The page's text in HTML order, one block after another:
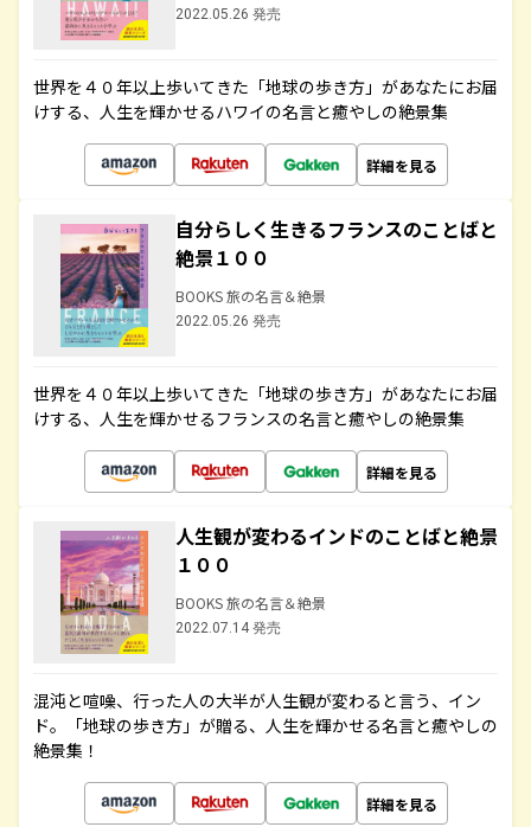
2022.05.26 発売
世界を４０年以上歩いてきた「地球の歩き方」があなたにお届
けする、人生を輝かせるハワイの名言と癒やしの絶景集
詳細を見る
自分らしく生きるフランスのことばと
絶景１００
BOOKS 旅の名言＆絶景
2022.05.26 発売
世界を４０年以上歩いてきた「地球の歩き方」があなたにお届
けする、人生を輝かせるフランスの名言と癒やしの絶景集
詳細を見る
人生観が変わるインドのことばと絶景
１００
BOOKS 旅の名言＆絶景
2022.07.14 発売
混沌と喧噪、行った人の大半が人生観が変わると言う、イン
ド。「地球の歩き方」が贈る、人生を輝かせる名言と癒やしの
絶景集！
詳細を見る